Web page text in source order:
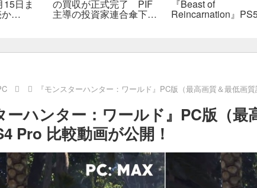
日ま の買収が正式完了 PIF
主導の投資家連合傘下で
『Beast of
Reincarnation』
の“ボス再戦続き”に
満
『モンスターハンター：ワールド』PC版（最高画質＆最低画
ーハンター：ワールド』PC版（最
Pro 比較動画が公開！